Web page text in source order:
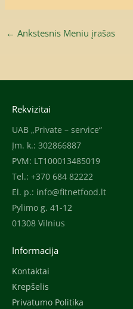
← Ankstesnis Meniu įrašas
Rekvizitai
UAB „Private – service“
Įm. k.: 302866887
PVM: LT100013485019
Tel.: +370 684 82222
El. p.: info@fitnetfood.lt
Pylimo g. 41-12
01308 Vilnius
Informacija
Kontaktai
Krepšelis
Privatumo Politika